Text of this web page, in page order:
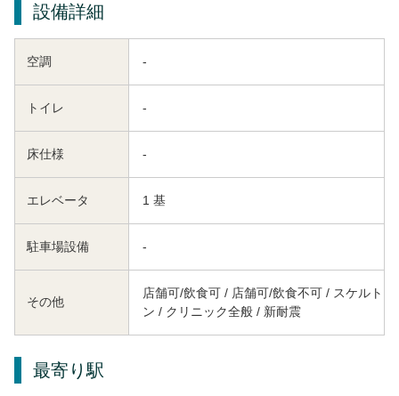
設備詳細
空調 -
トイレ -
床仕様 -
エレベータ 1 基
駐車場設備 -
その他
店舗可/飲食可 / 店舗可/飲食不可 / スケルト
ン / クリニック全般 / 新耐震
最寄り駅